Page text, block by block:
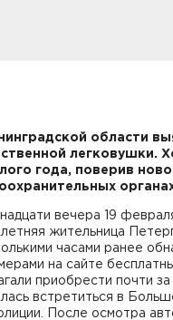
области
легковушки.
года, поверив
вечера 19
жительница
часами ранее
на сайте
приобрести почти
встретиться в
После осмотра